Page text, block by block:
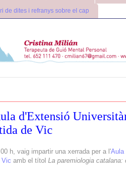
de dites i refranys sobre el cap
d'Extensió
de Vic
h, vaig impartir una xerrada per a l'Aula
Vic amb el títol La paremiologia